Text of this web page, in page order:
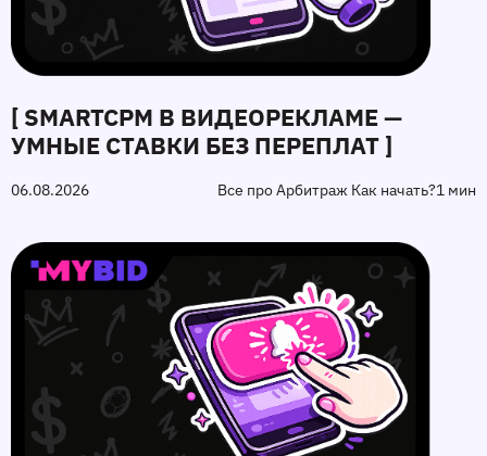
[ SMARTCPM В ВИДЕОРЕКЛАМЕ —
УМНЫЕ СТАВКИ БЕЗ ПЕРЕПЛАТ ]
06.08.2026 Все про Арбитраж Как начать?1 мин